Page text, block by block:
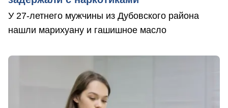
У 27-летнего мужчины из Дубовского района
нашли марихуану и гашишное масло